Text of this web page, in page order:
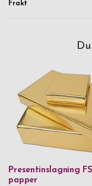
Frakt
Presentinslagning
papper